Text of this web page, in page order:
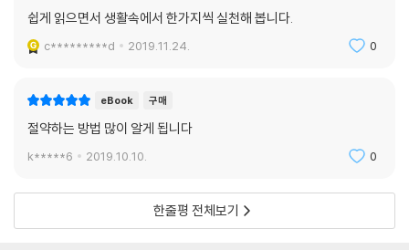
쉽게 읽으면서 생활속에서 한가지씩 실천해 봅니다.
c*********d 2019.11.24. 0
eBook 구매
절약하는 방법 많이 알게 됩니다
k*****6 2019.10.10. 0
한줄평 전체보기